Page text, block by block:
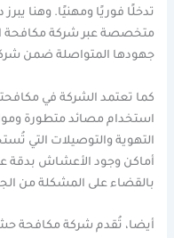
تدخلًا فوريًا ومهنيًا. وهنا
متخصصة عبر شركة مكافحة
جهودها المتواصلة ضمن
كما تعتمد الشركة في
استخدام مصائد متطورة
التهوية والتوصيلات التي
أماكن وجود الأعشاش بدقة
بالقضاء على المشكلة من
أيضا، تُقدم شركة مكافحة